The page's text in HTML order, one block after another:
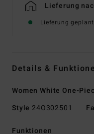
Lieferung
Lieferung
Details &
Women White One-
Style 24O302501
Funktionen